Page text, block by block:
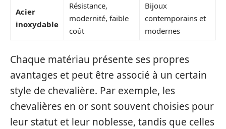
Acier
inoxydable
Résistance,
modernité, faible
coût
Bijoux
contemporains et
modernes
Chaque matériau présente ses propres
avantages et peut être associé à un certain
style de chevalière. Par exemple, les
chevalières en or sont souvent choisies pour
leur statut et leur noblesse, tandis que celles